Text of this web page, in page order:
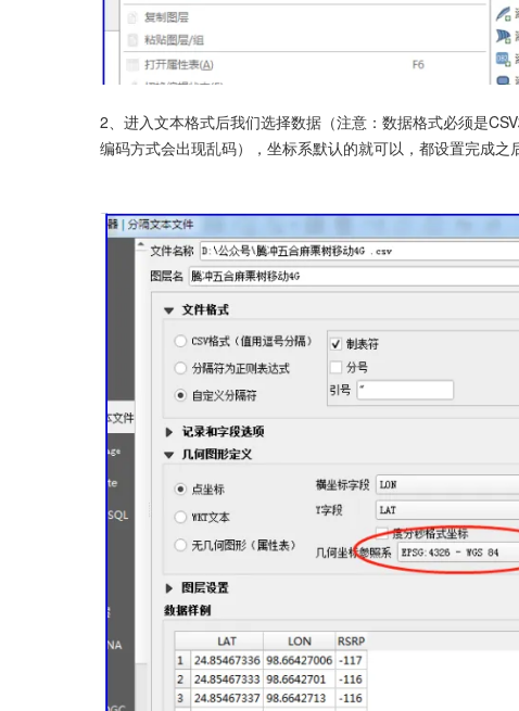
2、进入文本格式后我们选择数据（注意：数据格式必须是
编码方式会出现乱码），坐标系默认的就可以，都设置完成之